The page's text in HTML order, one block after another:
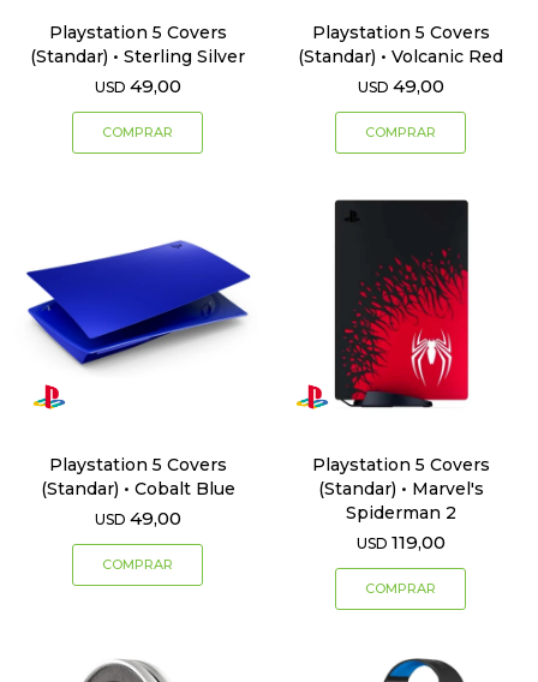
Playstation 5 Covers
(Standar) • Sterling Silver
USD 49,00
Playstation 5 Covers
(Standar) • Volcanic Red
USD 49,00
Playstation 5 Covers
(Standar) • Cobalt Blue
USD 49,00
Playstation 5 Covers
(Standar) • Marvel's
Spiderman 2
USD 119,00